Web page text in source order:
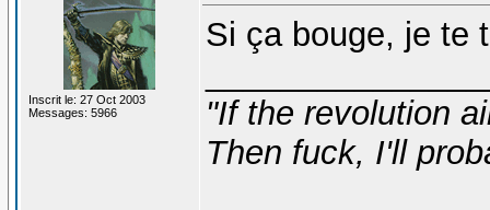
Inscrit le: 27 Oct 2003
Messages: 5966
Si ça bouge, je te
"If the revolution
Then fuck, I'll